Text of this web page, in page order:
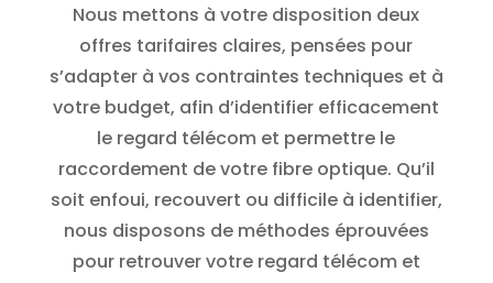
Nous mettons à votre disposition deux
offres tarifaires claires, pensées pour
s’adapter à vos contraintes techniques et à
votre budget, afin d’identifier efficacement
le regard télécom et permettre le
raccordement de votre fibre optique. Qu’il
soit enfoui, recouvert ou difficile à identifier,
nous disposons de méthodes éprouvées
pour retrouver votre regard télécom et